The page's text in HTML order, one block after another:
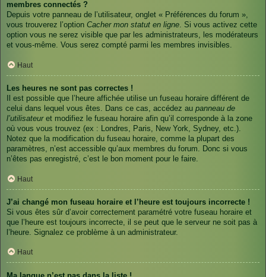
membres connectés ?
Depuis votre panneau de l’utilisateur, onglet « Préférences du forum »,
vous trouverez l’option Cacher mon statut en ligne. Si vous activez cette
option vous ne serez visible que par les administrateurs, les modérateurs
et vous-même. Vous serez compté parmi les membres invisibles.
Haut
Les heures ne sont pas correctes !
Il est possible que l’heure affichée utilise un fuseau horaire différent de
celui dans lequel vous êtes. Dans ce cas, accédez au panneau de
l’utilisateuret modifiez le fuseau horaire afin qu’il corresponde à la zone
où vous vous trouvez (ex : Londres, Paris, New York, Sydney, etc.).
Notez que la modification du fuseau horaire, comme la plupart des
paramètres, n’est accessible qu’aux membres du forum. Donc si vous
n’êtes pas enregistré, c’est le bon moment pour le faire.
Haut
J’ai changé mon fuseau horaire et l’heure est toujours incorrecte !
Si vous êtes sûr d’avoir correctement paramétré votre fuseau horaire et
que l’heure est toujours incorrecte, il se peut que le serveur ne soit pas à
l’heure. Signalez ce problème à un administrateur.
Haut